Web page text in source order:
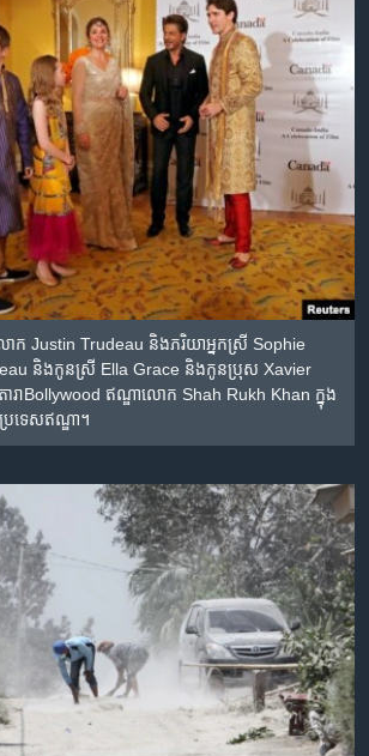
លោក ​Justin Trudeau និង​ភរិយា​អ្នកស្រី​ Sophie
និង​កូនស្រី Ella Grace និង​កូន​ប្រុស Xavier
រាBollywood ឥណ្ឌា​លោក​ Shah Rukh Khan ក្នុង​
រទេស​ឥណ្ឌា។